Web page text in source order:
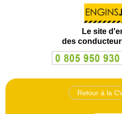
Le site
des
Retour à la